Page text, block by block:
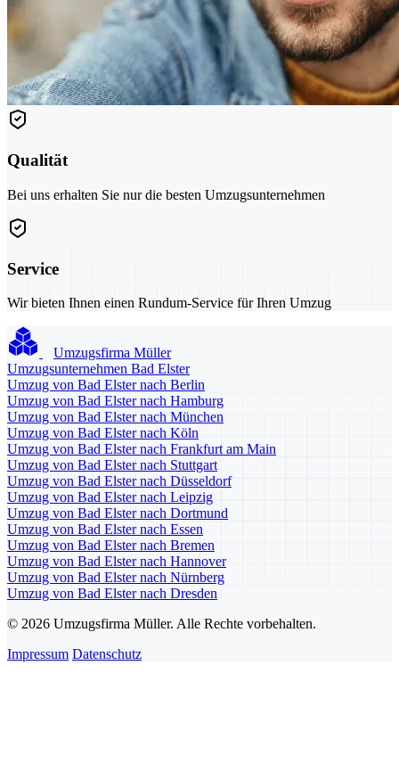
Qualität
Bei uns erhalten Sie nur die besten Umzugsunternehmen
Service
Wir bieten Ihnen einen Rundum-Service für Ihren Umzug
Umzugsfirma Müller
Umzugsunternehmen Bad Elster
Umzug von Bad Elster nach Berlin
Umzug von Bad Elster nach Hamburg
Umzug von Bad Elster nach München
Umzug von Bad Elster nach Köln
Umzug von Bad Elster nach Frankfurt am Main
Umzug von Bad Elster nach Stuttgart
Umzug von Bad Elster nach Düsseldorf
Umzug von Bad Elster nach Leipzig
Umzug von Bad Elster nach Dortmund
Umzug von Bad Elster nach Essen
Umzug von Bad Elster nach Bremen
Umzug von Bad Elster nach Hannover
Umzug von Bad Elster nach Nürnberg
Umzug von Bad Elster nach Dresden
© 2026 Umzugsfirma Müller. Alle Rechte vorbehalten.
Impressum Datenschutz